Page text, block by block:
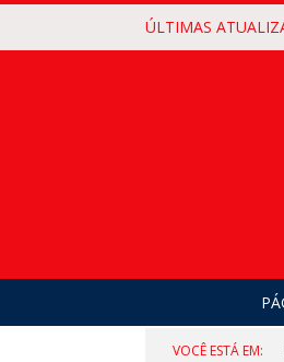
ÚLTIMAS
VOCÊ ESTÁ EM: